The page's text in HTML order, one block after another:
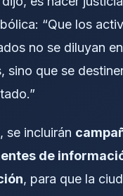
“Que los
no se diluyan
sino que se
se incluirán
de
, para que la